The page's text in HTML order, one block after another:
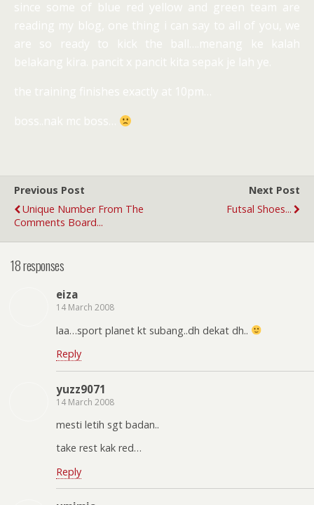
since some of blue red yellow and green team are
reading my blog, one thing i can say to all of you, we
are so ready to kick the ball….menang ke kalah
belakang kira. pancit x pancit kita sepak je lah ye.
the training finishes exactly at 10pm…
boss..nak mc boss…
Previous Post
Unique Number From The
Comments Board...
Next Post
Futsal Shoes...
18 responses
eiza
14 March 2008
laa…sport planet kt subang..dh dekat dh..
Reply
yuzz9071
14 March 2008
mesti letih sgt badan..
take rest kak red…
Reply